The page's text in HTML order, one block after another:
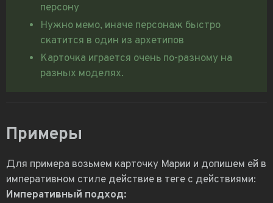
персону
Нужно мемо, иначе персонаж быстро
скатится в один из архетипов
Карточка играется очень по-разному на
разных моделях.
Примеры
Для примера возьмем карточку Марии и допишем ей в
императивном стиле действие в теге с действиями:
Императивный подход: